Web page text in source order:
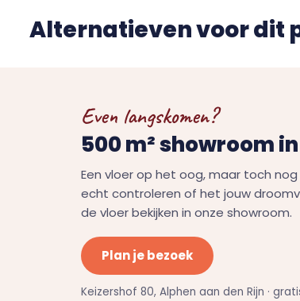
Alternatieven voor dit
Even langskomen?
500 m² showroom
Een vloer op het oog, maar toch
echt controleren of het jouw
de vloer bekijken in onze showroom.
Plan je bezoek
Keizershof 80, Alphen aan den Rijn ·